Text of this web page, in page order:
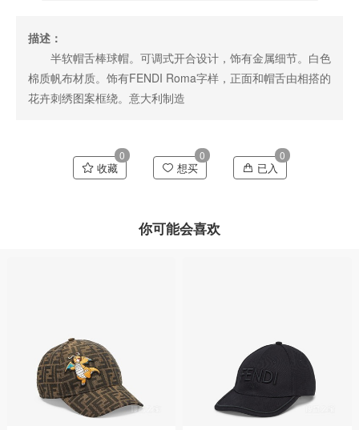
描述：
半软帽舌棒球帽。可调式开合设计，饰有金属细节。白色
棉质帆布材质。饰有FENDI Roma字样，正面和帽舌由相搭的
花卉刺绣图案框绕。意大利制造
收藏
0
想买
0
已入
0
你可能会喜欢